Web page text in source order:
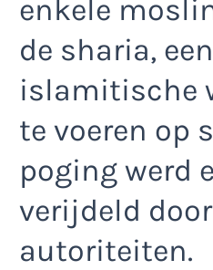
enkele
de sharia,
islamitische
te voeren op
poging werd
verijdeld
autoriteiten.